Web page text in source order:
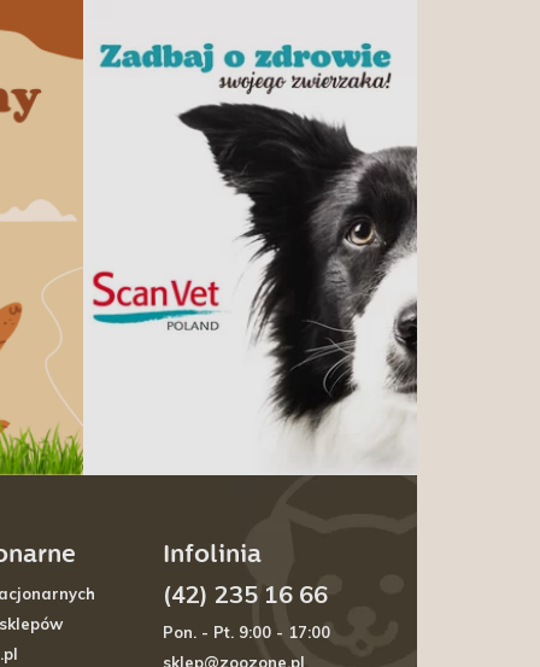
Infolinia
(42) 235 16 66
Pon. - Pt. 9:00 - 17:00
sklep@zoozone.pl